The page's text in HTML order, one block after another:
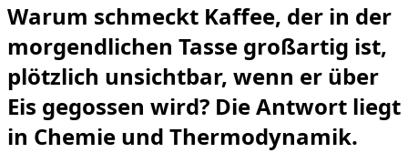
Warum schmeckt Kaffee, der in der
morgendlichen Tasse großartig ist,
plötzlich unsichtbar, wenn er über
Eis gegossen wird? Die Antwort liegt
in Chemie und Thermodynamik.